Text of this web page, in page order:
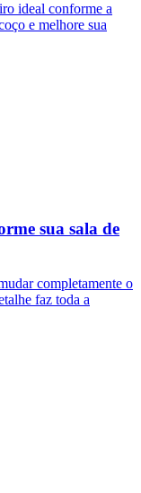
ideal conforme a
e melhore sua
sua sala de
completamente o
faz toda a